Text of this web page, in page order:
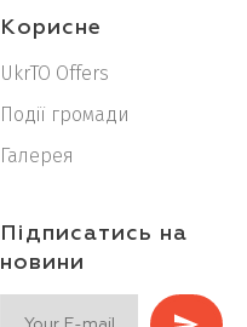
Корисне
UkrTO Offers
Події громади
Галерея
Підписатись на
новини